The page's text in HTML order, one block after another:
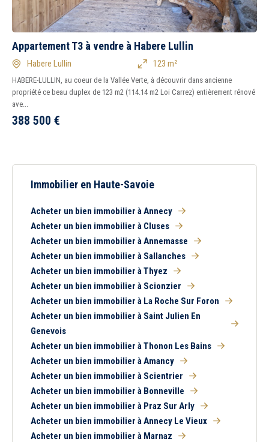
Appartement T3 à vendre à Habere Lullin
Habere Lullin 123 m²
HABERE-LULLIN, au coeur de la Vallée Verte, à découvrir dans ancienne
propriété ce beau duplex de 123 m2 (114.14 m2 Loi Carrez) entièrement rénové
ave...
388 500 €
Immobilier en Haute-Savoie
Acheter un bien immobilier à Annecy
Acheter un bien immobilier à Cluses
Acheter un bien immobilier à Annemasse
Acheter un bien immobilier à Sallanches
Acheter un bien immobilier à Thyez
Acheter un bien immobilier à Scionzier
Acheter un bien immobilier à La Roche Sur Foron
Acheter un bien immobilier à Saint Julien En
Genevois
Acheter un bien immobilier à Thonon Les Bains
Acheter un bien immobilier à Amancy
Acheter un bien immobilier à Scientrier
Acheter un bien immobilier à Bonneville
Acheter un bien immobilier à Praz Sur Arly
Acheter un bien immobilier à Annecy Le Vieux
Acheter un bien immobilier à Marnaz